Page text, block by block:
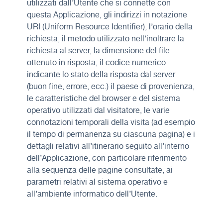
utilizzati dall’Utente che si connette con
questa Applicazione, gli indirizzi in notazione
URI (Uniform Resource Identifier), l’orario della
richiesta, il metodo utilizzato nell’inoltrare la
richiesta al server, la dimensione del file
ottenuto in risposta, il codice numerico
indicante lo stato della risposta dal server
(buon fine, errore, ecc.) il paese di provenienza,
le caratteristiche del browser e del sistema
operativo utilizzati dal visitatore, le varie
connotazioni temporali della visita (ad esempio
il tempo di permanenza su ciascuna pagina) e i
dettagli relativi all’itinerario seguito all’interno
dell’Applicazione, con particolare riferimento
alla sequenza delle pagine consultate, ai
parametri relativi al sistema operativo e
all’ambiente informatico dell’Utente.